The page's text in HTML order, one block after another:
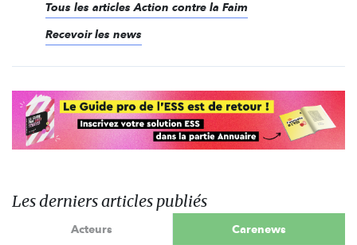
Tous les articles Action contre la Faim
Recevoir les news
Les derniers articles publiés
Acteurs Carenews